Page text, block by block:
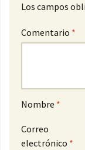
Los campos
Comentario *
Nombre *
Correo
electrónico *